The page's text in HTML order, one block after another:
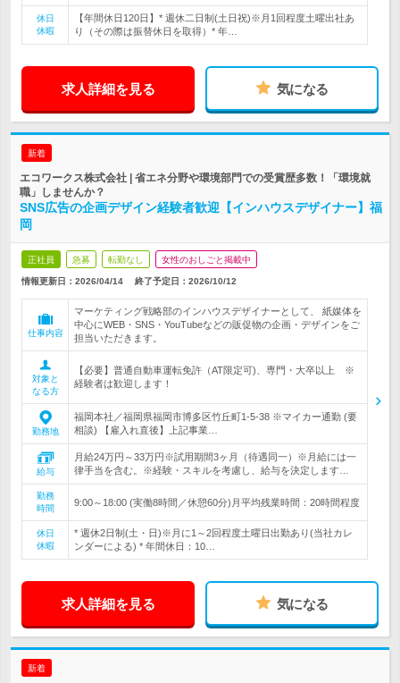
休日
休暇
【年間休日120日】* 週休二日制(土日祝)※月1回程度土曜出社あ
り（その際は振替休日を取得）* 年…
求人詳細を見る 気になる
新着
エコワークス株式会社 | 省エネ分野や環境部門での受賞歴多数！「環境就
職」しませんか？
SNS広告の企画デザイン経験者歓迎【インハウスデザイナー】福
岡
正社員 急募 転勤なし 女性のおしごと掲載中
情報更新日：2026/04/14 終了予定日： 2026/10/12
仕事内容
マーケティング戦略部のインハウスデザイナーとして、 紙媒体を
中心にWEB・SNS・YouTubeなどの販促物の企画・デザインをご
担当いただきます。
対象と
なる方
【必要】普通自動車運転免許（AT限定可)、専門・大卒以上 ※
経験者は歓迎します！
勤務地
福岡本社／福岡県福岡市博多区竹丘町1-5-38 ※マイカー通勤 (要
相談) 【雇入れ直後】上記事業…
給与
月給24万円～33万円※試用期間3ヶ月（待遇同一）※月給には一
律手当を含む。※経験・スキルを考慮し、給与を決定します…
勤務
時間
9:00～18:00 (実働8時間／休憩60分)月平均残業時間：20時間程度
休日
休暇
* 週休2日制(土・日)※月に1～2回程度土曜日出勤あり(当社カレ
ンダーによる) * 年間休日：10…
求人詳細を見る 気になる
新着